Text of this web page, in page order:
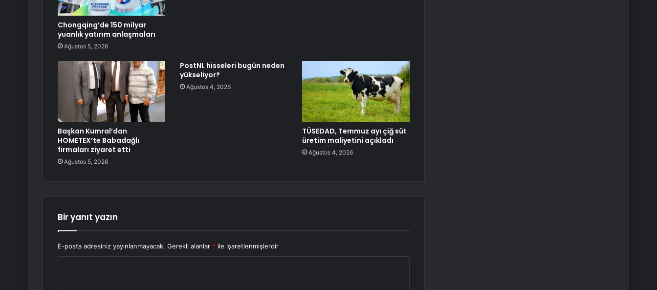
Chongqing’de 150 milyar
yuanlık yatırım anlaşmaları
Ağustos 5, 2026
Başkan Kumral’dan
HOMETEX’te Babadağlı
firmaları ziyaret etti
Ağustos 5, 2026
PostNL hisseleri bugün neden
yükseliyor?
Ağustos 4, 2026
TÜSEDAD, Temmuz ayı çiğ süt
üretim maliyetini açıkladı
Ağustos 4, 2026
Bir yanıt yazın
E-posta adresiniz yayınlanmayacak. Gerekli alanlar * ile işaretlenmişlerdir